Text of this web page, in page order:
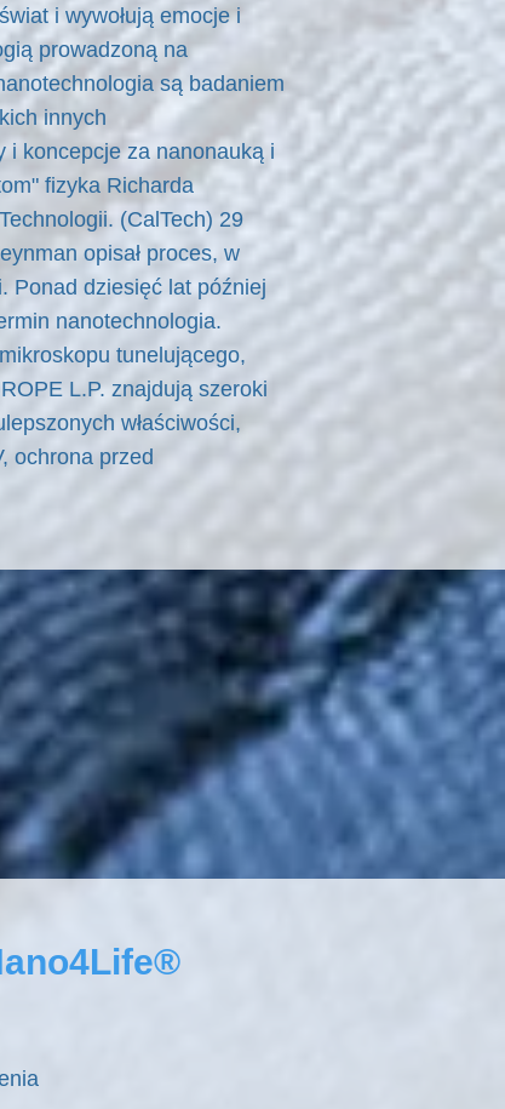
i wywołują emocje i
prowadzoną na
są badaniem
innych
i koncepcje za nanonauką i
fizyka Richarda
(CalTech) 29
opisał proces, w
Ponad dziesięć lat później
nanotechnologia.
tunelującego,
L.P. znajdują szeroki
właściwości,
ochrona przed